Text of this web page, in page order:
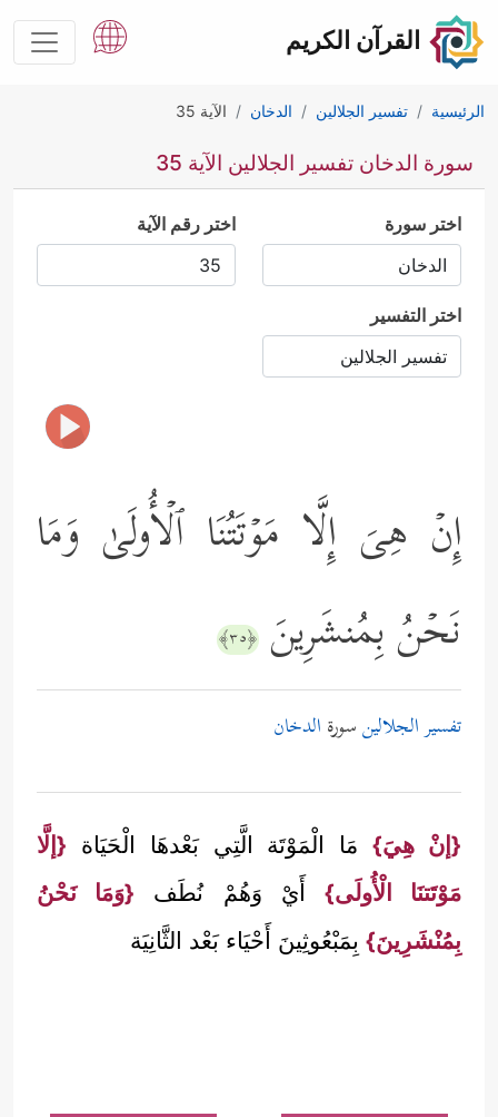
القرآن الكريم
الرئيسية تفسير الجلالين الدخان الآية 35
سورة الدخان تفسير الجلالين الآية 35
اختر سورة اختر رقم الآية
اختر التفسير
إِنۡ هِیَ إِلَّا مَوۡتَتُنَا ٱلۡأُولَىٰ وَمَا
نَحۡنُ بِمُنشَرِینَ ﴿٣٥﴾
تفسير الجلالينسورة الدخان
{إنْ هِيَ}مَا الْمَوْتَة الَّتِي بَعْدهَا الْحَيَاة {إلَّا
مَوْتَتنَا الْأُولَى} أَيْ وَهُمْ نُطَف {وَمَا نَحْنُ
بِمُنْشَرِينَ} بِمَبْعُوثِينَ أَحْيَاء بَعْد الثَّانِيَة